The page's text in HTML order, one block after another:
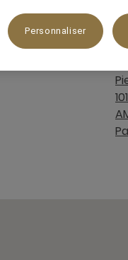
Personnaliser